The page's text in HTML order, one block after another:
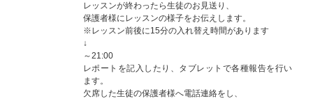
レッスンが終わったら生徒のお見送り、
保護者様にレッスンの様子をお伝えします。
※レッスン前後に15分の入れ替え時間があります
↓
～21:00
レポートを記入したり、タブレットで各種報告を行い
ます。
欠席した生徒の保護者様へ電話連絡をし、